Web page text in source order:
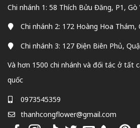
Chi nhánh 1: 58 Thích Bửu Đăng, P1, Gò
Chi nhánh 2: 172 Hoàng Hoa Thám,
Chi nhánh 3: 127 Điện Biên Phủ,
Và hơn 1500 chi nhánh và đối tác ở tất
quốc
0973545359
thanhcongflower@gmail.com